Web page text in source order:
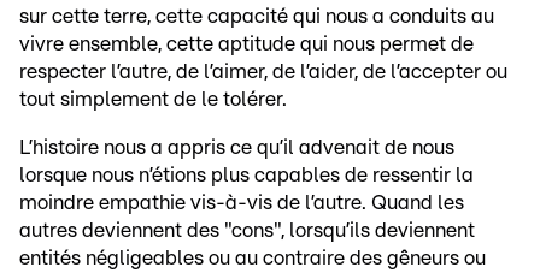
sur cette terre, cette capacité qui nous a conduits au
vivre ensemble, cette aptitude qui nous permet de
respecter l’autre, de l’aimer, de l’aider, de l’accepter ou
tout simplement de le tolérer.
L’histoire nous a appris ce qu’il advenait de nous
lorsque nous n’étions plus capables de ressentir la
moindre empathie vis-à-vis de l’autre. Quand les
autres deviennent des "cons", lorsqu’ils deviennent
entités négligeables ou au contraire des gêneurs ou